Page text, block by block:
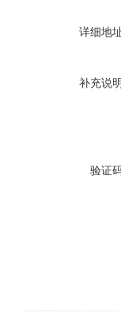
详细地
补充说
验证